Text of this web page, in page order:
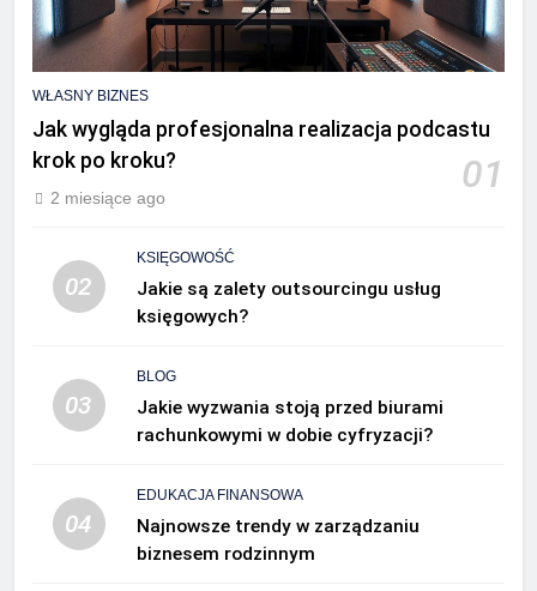
WŁASNY BIZNES
Jak wygląda profesjonalna realizacja podcastu
krok po kroku?
01
2 miesiące ago
02
KSIĘGOWOŚĆ
Jakie są zalety outsourcingu usług
księgowych?
03
BLOG
Jakie wyzwania stoją przed biurami
rachunkowymi w dobie cyfryzacji?
04
EDUKACJA FINANSOWA
Najnowsze trendy w zarządzaniu
biznesem rodzinnym